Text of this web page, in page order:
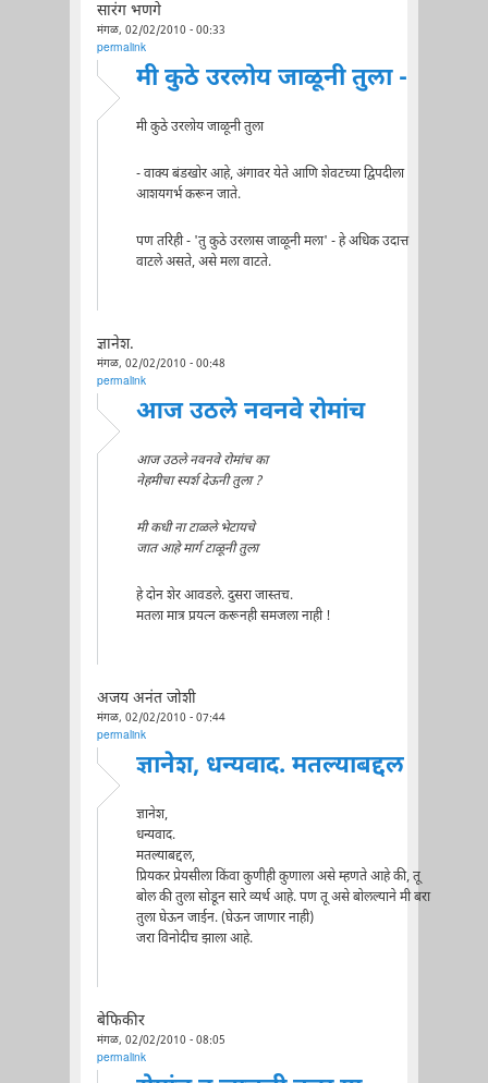
सारंग भणगे
मंगळ, 02/02/2010 - 00:33
permalink
मी कुठे उरलोय जाळूनी तुला -
मी कुठे उरलोय जाळूनी तुला
- वाक्य बंडखोर आहे, अंगावर येते आणि शेवटच्या द्विपदीला
आशयगर्भ करून जाते.
पण तरिही - 'तु कुठे उरलास जाळूनी मला' - हे अधिक उदात्त
वाटले असते, असे मला वाटते.
ज्ञानेश.
मंगळ, 02/02/2010 - 00:48
permalink
आज उठले नवनवे रोमांच
आज उठले नवनवे रोमांच का
नेहमीचा स्पर्श देऊनी तुला ?
मी कधी ना टाळले भेटायचे
जात आहे मार्ग टाळूनी तुला
हे दोन शेर आवडले. दुसरा जास्तच.
मतला मात्र प्रयत्न करूनही समजला नाही !
अजय अनंत जोशी
मंगळ, 02/02/2010 - 07:44
permalink
ज्ञानेश, धन्यवाद. मतल्याबद्दल
ज्ञानेश,
धन्यवाद.
मतल्याबद्दल,
प्रियकर प्रेयसीला किंवा कुणीही कुणाला असे म्हणते आहे की, तू
बोल की तुला सोडून सारे व्यर्थ आहे. पण तू असे बोलल्याने मी बरा
तुला घेऊन जाईन. (घेऊन जाणार नाही)
जरा विनोदीच झाला आहे.
बेफिकीर
मंगळ, 02/02/2010 - 08:05
permalink